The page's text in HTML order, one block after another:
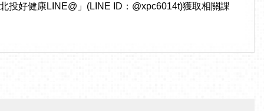
投好健康LINE@」(LINE ID：@xpc6014t)獲取相關課